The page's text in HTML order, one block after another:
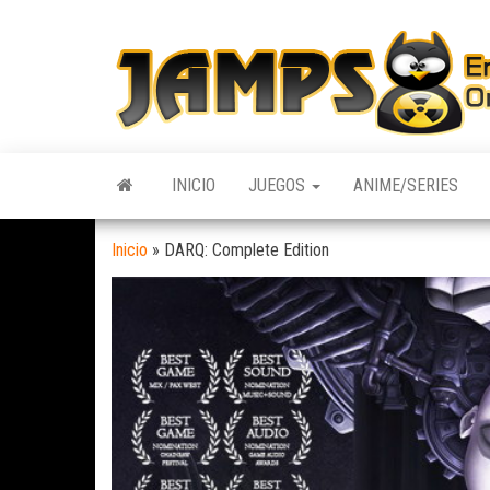
INICIO JUEGOS ANIME/SERIES
Inicio » DARQ: Complete Edition